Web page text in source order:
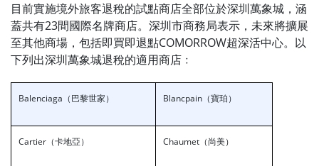
目前實施境外旅客退稅的試點商店全部位於深圳萬象城，涵
蓋共有23間國際名牌商店。深圳市商務局表示，未來將擴展
至其他商場，包括即買即退點COMORROW超深活中心。以
下列出深圳萬象城退稅的適用商店﹕
Balenciaga（巴黎世家） Blancpain（寶珀）
Cartier（卡地亞） Chaumet（尚美）